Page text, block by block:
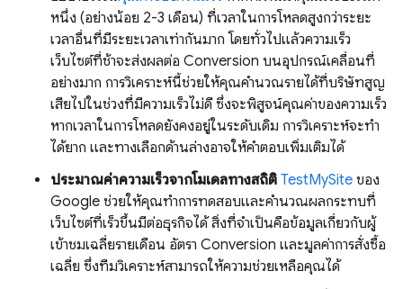
หนึ่ง (อย่างน้อย 2-3 เดือน) ที่เวลาในการโหลดสูงกว่าระยะ
เวลาอื่นที่มีระยะเวลาเท่ากันมาก โดยทั่วไปแล้วความเร็ว
เว็บไซต์ที่ช้าจะส่งผลต่อ Conversion บนอุปกรณ์เคลื่อนที่
อย่างมาก การวิเคราะห์นี้ช่วยให้คุณคํานวณรายได้ที่บริษัทสูญ
เสียไปในช่วงที่มีความเร็วไม่ดี ซึ่งจะพิสูจน์คุณค่าของความเร็ว
หากเวลาในการโหลดยังคงอยู่ในระดับเดิม การวิเคราะห์จะทํา
ได้ยาก และทางเลือกด้านล่างอาจให้คําตอบเพิ่มเติมได้
ประมาณค่าความเร็วจากโมเดลทางสถิติ TestMySite ของ
Google ช่วยให้คุณทำการทดสอบและคำนวณผลกระทบที่
เว็บไซต์ที่เร็วขึ้นมีต่อธุรกิจได้ สิ่งที่จําเป็นคือข้อมูลเกี่ยวกับผู้
เข้าชมเฉลี่ยรายเดือน อัตรา Conversion และมูลค่าการสั่งซื้อ
เฉลี่ย ซึ่งทีมวิเคราะห์สามารถให้ความช่วยเหลือคุณได้